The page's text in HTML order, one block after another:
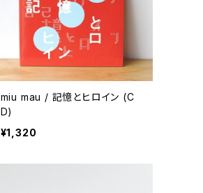
miu mau / 記憶とヒロイン (C
D)
¥1,320